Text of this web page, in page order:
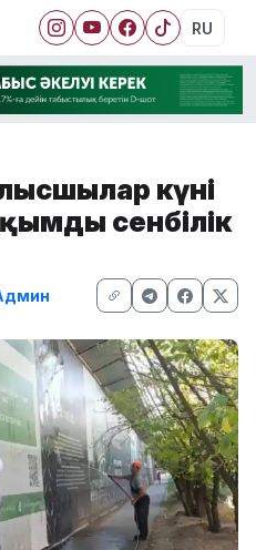
RU
күні
сенбілік